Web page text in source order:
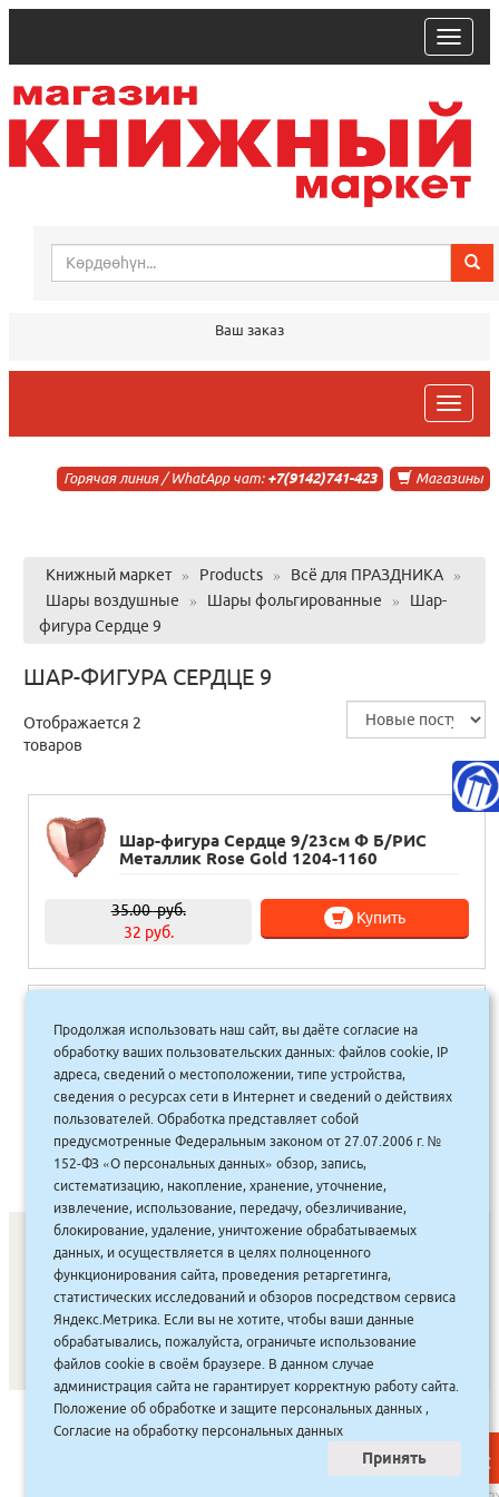
trk
Ваш заказ
trk
Магазины
Горячая линия / WhatApp чат: +7(9142)741-423
Книжный маркет » Products » Всё для ПРАЗДНИКА
»
Шары воздушные
» Шары фольгированные »
Шар-
фигура Сердце 9
ШАР-ФИГУРА СЕРДЦЕ 9
Отображается 2
товаров
Шар-фигура Сердце 9/23см Ф Б/РИС
Металлик Rose Gold 1204-1160
35.00руб.
32 руб.
Купить
Шар-фигура Сердце 9/23см Ф Б/РИС
Металлик Silver(FM) 1204-0175
55.00руб.
50 руб.
Купить
КОМПАНИЯ ТУҺУНАН
АКЦИЯЛАР|ДИСКОНТНАЙ СИСТЕМА| ЮРИДИЧЕСКАЙ
ВАКАНСИЯЛАР|
САЙТ СОЗДАН:
ТЕХНОЛОГИИ
Продолжая использовать наш сайт, вы даёте согласие на
обработку ваших пользовательских данных: файлов cookie, IP
адреса, сведений о местоположении, типе устройства,
сведения о ресурсах сети в Интернет и сведений о действиях
пользователей. Обработка представляет собой
предусмотренные Федеральным законом от 27.07.2006 г. №
152-ФЗ «О персональных данных» обзор, запись,
систематизацию, накопление, хранение, уточнение,
извлечение, использование, передачу, обезличивание,
блокирование, удаление, уничтожение обрабатываемых
данных, и осуществляется в целях полноценного
функционирования сайта, проведения ретаргетинга,
статистических исследований и обзоров посредством сервиса
Яндекс.Метрика. Если вы не хотите, чтобы ваши данные
обрабатывались, пожалуйста, ограничьте использование
файлов cookie в своём браузере. В данном случае
администрация сайта не гарантирует корректную работу сайта.
Положение об обработке и защите персональных данных ,
Согласие на обработку персональных данных
Принять